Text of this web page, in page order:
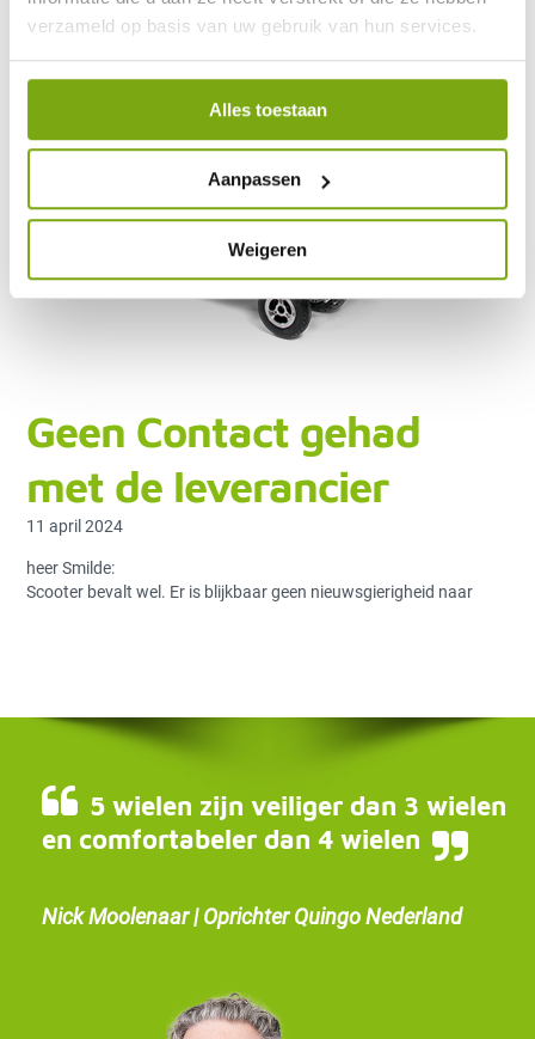
verzameld op basis van uw gebruik van hun services.
Alles toestaan
Aanpassen
Weigeren
Geen Contact gehad
met de leverancier
11 april 2024
heer Smilde:
Scooter bevalt wel. Er is blijkbaar geen nieuwsgierigheid naar
5 wielen zijn veiliger dan 3 wielen
en comfortabeler dan 4 wielen
Nick Moolenaar | Oprichter Quingo Nederland